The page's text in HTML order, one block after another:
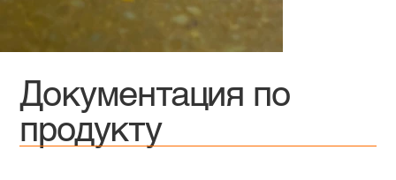
Документация по
продукту